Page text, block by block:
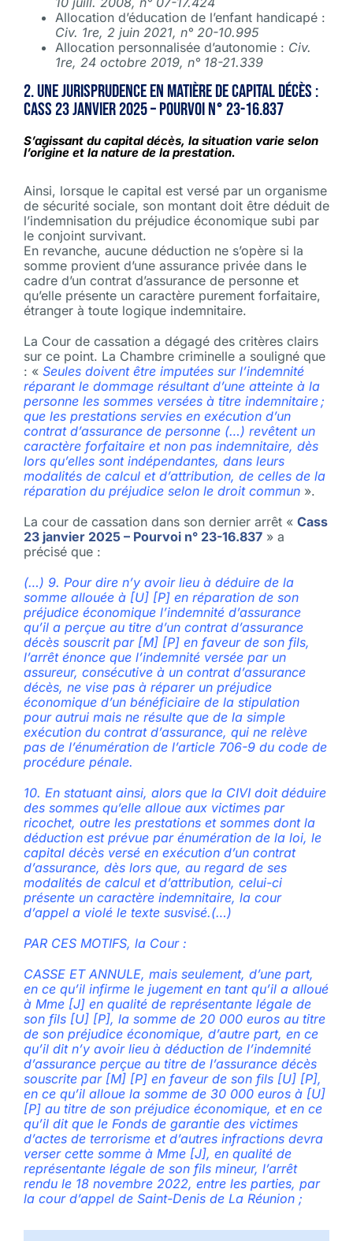
Allocation d’éducation de l’enfant handicapé :
Civ. 1re, 2 juin 2021, n° 20-10.995
Allocation personnalisée d’autonomie : Civ.
1re, 24 octobre 2019, n° 18-21.339
2. Une jurisprudence en matière de capital décès :
Cass 23 janvier 2025 – Pourvoi n° 23-16.837
S’agissant du capital décès, la situation varie selon
l’origine et la nature de la prestation.
Ainsi, lorsque le capital est versé par un organisme
de sécurité sociale, son montant doit être déduit de
l’indemnisation du préjudice économique subi par
le conjoint survivant.
En revanche, aucune déduction ne s’opère si la
somme provient d’une assurance privée dans le
cadre d’un contrat d’assurance de personne et
qu’elle présente un caractère purement forfaitaire,
étranger à toute logique indemnitaire.
La Cour de cassation a dégagé des critères clairs
sur ce point. La Chambre criminelle a souligné que
: « Seules doivent être imputées sur l’indemnité
réparant le dommage résultant d’une atteinte à la
personne les sommes versées à titre indemnitaire ;
que les prestations servies en exécution d’un
contrat d’assurance de personne (…) revêtent un
caractère forfaitaire et non pas indemnitaire, dès
lors qu’elles sont indépendantes, dans leurs
modalités de calcul et d’attribution, de celles de la
réparation du préjudice selon le droit commun ».
La cour de cassation dans son dernier arrêt « Cass
23 janvier 2025 – Pourvoi n° 23-16.837 » a
précisé que :
(…) 9. Pour dire n’y avoir lieu à déduire de la
somme allouée à [U] [P] en réparation de son
préjudice économique l’indemnité d’assurance
qu’il a perçue au titre d’un contrat d’assurance
décès souscrit par [M] [P] en faveur de son fils,
l’arrêt énonce que l’indemnité versée par un
assureur, consécutive à un contrat d’assurance
décès, ne vise pas à réparer un préjudice
économique d’un bénéficiaire de la stipulation
pour autrui mais ne résulte que de la simple
exécution du contrat d’assurance, qui ne relève
pas de l’énumération de l’article 706-9 du code de
procédure pénale.
10. En statuant ainsi, alors que la CIVI doit déduire
des sommes qu’elle alloue aux victimes par
ricochet, outre les prestations et sommes dont la
déduction est prévue par énumération de la loi, le
capital décès versé en exécution d’un contrat
d’assurance, dès lors que, au regard de ses
modalités de calcul et d’attribution, celui-ci
présente un caractère indemnitaire, la cour
d’appel a violé le texte susvisé.(…)
PAR CES MOTIFS, la Cour :
CASSE ET ANNULE, mais seulement, d’une part,
en ce qu’il infirme le jugement en tant qu’il a alloué
à Mme [J] en qualité de représentante légale de
son fils [U] [P], la somme de 20 000 euros au titre
de son préjudice économique, d’autre part, en ce
qu’il dit n’y avoir lieu à déduction de l’indemnité
d’assurance perçue au titre de l’assurance décès
souscrite par [M] [P] en faveur de son fils [U] [P],
en ce qu’il alloue la somme de 30 000 euros à [U]
[P] au titre de son préjudice économique, et en ce
qu’il dit que le Fonds de garantie des victimes
d’actes de terrorisme et d’autres infractions devra
verser cette somme à Mme [J], en qualité de
représentante légale de son fils mineur, l’arrêt
rendu le 18 novembre 2022, entre les parties, par
la cour d’appel de Saint-Denis de La Réunion ;